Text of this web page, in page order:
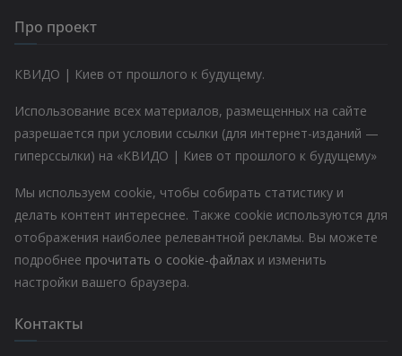
Про проект
КВИДО | Киев от прошлого к будущему.
Использование всех материалов, размещенных на сайте
разрешается при условии ссылки (для интернет-изданий —
гиперссылки) на «КВИДО | Киев от прошлого к будущему»
Мы используем cookie, чтобы собирать статистику и
делать контент интереснее. Также cookie используются для
отображения наиболее релевантной рекламы. Вы можете
подробнее прочитать о cookie-файлах и изменить
настройки вашего браузера.
Контакты